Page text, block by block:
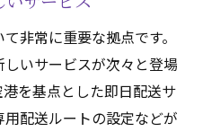
非常に重要な拠点です。
いサービスが次々と登場
を基点とした即日配送サ
配送ルートの設定などが